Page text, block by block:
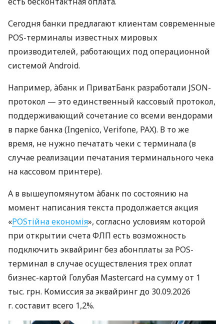
Сегодня банки предлагают клиентам современные
POS-терминалы известных мировых
производителей, работающих под операционной
системой Android.
Например, àбанк и ПриватБанк разработали JSON-
протокол — это единственный кассовый протокол,
поддерживающий сочетание со всеми вендорами
в парке банка (Ingenico, Verifone, PAX). В то же
время, не нужно печатать чеки с терминала (в
случае реализации печатания терминального чека
на кассовом принтере).
А в вышеупомянутом àбанк по состоянию на
момент написания текста продолжается акция
«POSтійна економія», согласно условиям которой
при открытии счета ФЛП есть возможность
подключить эквайринг без абонплаты за POS-
терминал в случае осуществления трех оплат
бизнес-картой Голубая Mastercard на сумму от 1
тыс. грн. Комиссия за эквайринг до 30.09.2026
г. составит всего 1,2%.